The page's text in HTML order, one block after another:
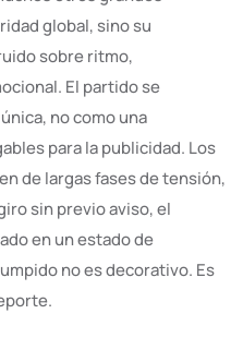
global, sino su
sobre ritmo,
El partido se
no como una
para la publicidad. Los
de largas fases de tensión,
sin previo aviso, el
en un estado de
no es decorativo. Es